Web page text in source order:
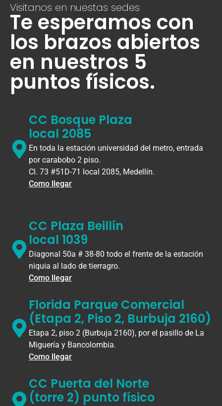
Visitanos en nuestas sedes
Te esperamos con
los brazos abiertos
en nuestros 5
puntos físicos.
CC Bosque Plaza
local 2085
En toda la estación universidad del metro, entrada
por carabobo 2 piso.
Cl. 73 #51D-71 local 2085, Medellín.
Como llegar
CC Plaza Beillín
local 1039
Diagonal 50a # 38-80 todo el frente de la estación
niquia al lado de tierragro.
Como llegar
Florida Parque Comercial
(Etapa 2, Piso 2, Burbuja 2160)
Etapa 2, piso 2 (Burbuja 2160), por el pasillo de La
Miguería y Bancolombia.
Como llegar
CC Puerta del Norte
(torre 2) punto físico